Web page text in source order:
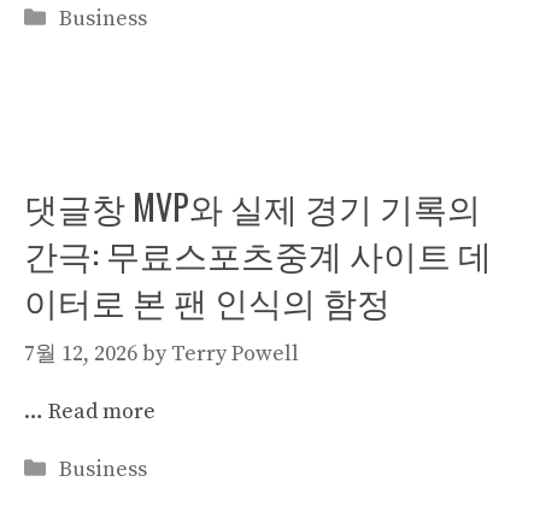
Categories
Business
댓글창 MVP와 실제 경기 기록의
간극: 무료스포츠중계 사이트 데
이터로 본 팬 인식의 함정
7월 12, 2026by Terry Powell
… Read more
Categories
Business